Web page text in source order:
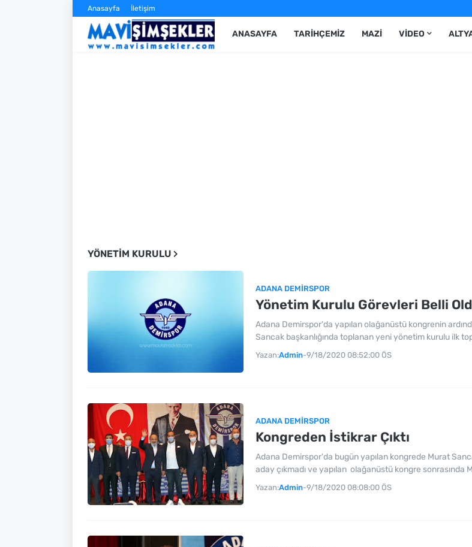
Anasayfa İletişim
ANASAYFA TARIHÇEMIZ MAZI VIDEO
YÖNETIM KURULU
ADANA DEMIRSPOR
Yönetim Kurulu Görevleri Belli
Adana Demirspor'da yapılan olağanüstü kongrenin
Sancak başkanlığında toplanan yeni yönetim kurulu ilk
Yazan:Admin-9/18/2020 08:52:00 ÖS
ADANA DEMIRSPOR
Kongreden İstikrar Çıktı
Adana Demirspor'da bugün yapılan kongrede Murat
aday çıkmadı ve yapılan olağanüstü kongre sonrasında
Yazan:Admin-9/18/2020 08:08:00 ÖS